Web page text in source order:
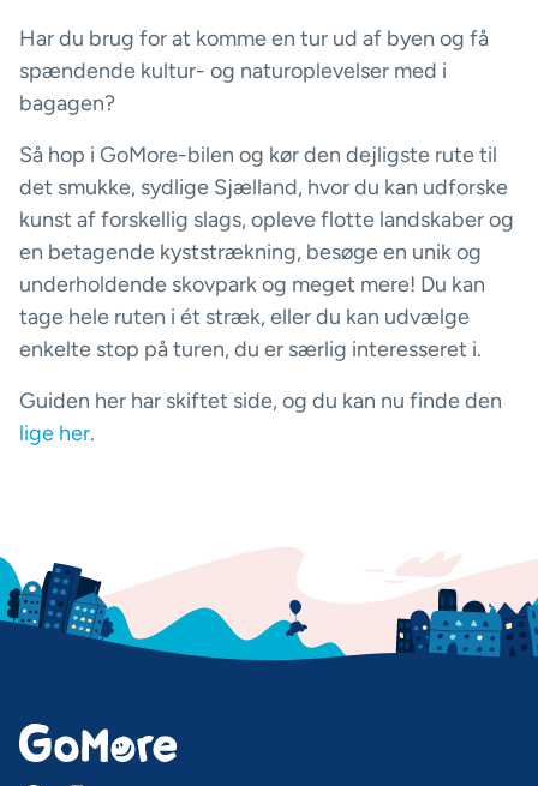
Har du brug for at komme en tur ud af byen og få
spændende kultur- og naturoplevelser med i
bagagen?
Så hop i GoMore-bilen og kør den dejligste rute til
det smukke, sydlige Sjælland, hvor du kan udforske
kunst af forskellig slags, opleve flotte landskaber og
en betagende kyststrækning, besøge en unik og
underholdende skovpark og meget mere! Du kan
tage hele ruten i ét stræk, eller du kan udvælge
enkelte stop på turen, du er særlig interesseret i.
Guiden her har skiftet side, og du kan nu finde den
lige her.